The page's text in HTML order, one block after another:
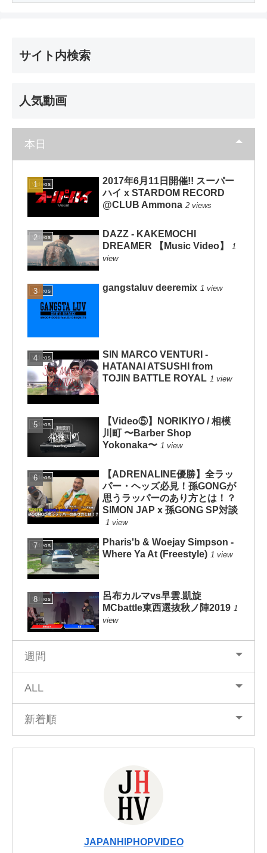
サイト内検索
人気動画
本日
Videos
2017年6月11日開催!! スーパー
ハイ x STARDOM RECORD
@CLUB Ammona 2 views
Videos
DAZZ - KAKEMOCHI
DREAMER 【Music Video】
1
view
Videos gangstaluv deeremix 1 view
Videos
SIN MARCO VENTURI -
HATANAI ATSUSHI from
TOJIN BATTLE ROYAL 1 view
Videos
【Video⑤】NORIKIYO / 相模
川町 〜Barber Shop
Yokonaka〜 1 view
Videos
【ADRENALINE優勝】全ラッ
パー・ヘッズ必見！孫GONGが
思うラッパーのあり方とは！？
SIMON JAP x 孫GONG SP対談
1 view
Videos
Pharis'b & Woejay Simpson -
Where Ya At (Freestyle) 1 view
Videos
呂布カルマvs早雲.凱旋
MCbattle東西選抜秋ノ陣2019 1
view
週間
ALL
新着順
JAPANHIPHOPVIDEO